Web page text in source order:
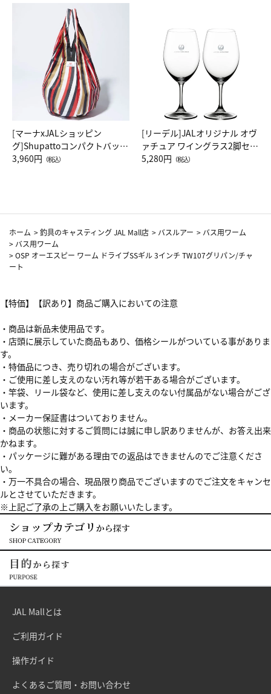
[マーナxJALショッピン
グ]Shupattoコンパクトバッグ
Drop JAL客室乗務員（LC）ス
3,960円 （税込）
[リーデル]JALオリジナル オヴ
ァチュア ワイングラス2脚セッ
ト（レッドワイン）
5,280円 （税込）
ホーム >釣具のキャスティング JAL Mall店 > バスルアー > バス用ワーム
> バス用ワーム
>OSP オーエスピー ワーム ドライブSSギル 3インチ TW107グリパン/チャ
ート
【特価】【訳あり】商品ご購入においての注意
・商品は新品未使用品です。
・店頭に展示していた商品もあり、価格シールがついている事がありま
す。
・特価品につき、売り切れの場合がございます。
・ご使用に差し支えのない汚れ等が若干ある場合がございます。
・竿袋、リール袋など、使用に差し支えのない付属品がない場合がござ
います。
・メーカー保証書はついておりません。
・商品の状態に対するご質問には誠に申し訳ありませんが、お答え出来
かねます。
・パッケージに難がある理由での返品はできませんのでご注意くださ
い。
・万一不具合の場合、現品限り商品でございますのでご注文をキャンセ
ルとさせていただきます。
※上記ご了承の上ご購入をお願いいたします。
JAL Mallとは
ご利用ガイド
操作ガイド
よくあるご質問・お問い合わせ